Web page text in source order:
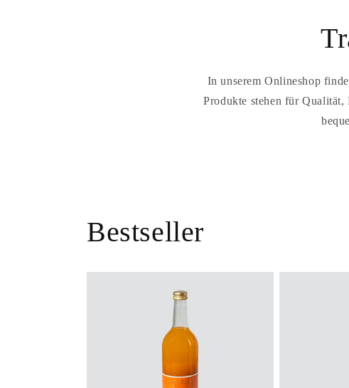
In unserem Onlineshop
Produkte stehen für Qualität,
Bestseller